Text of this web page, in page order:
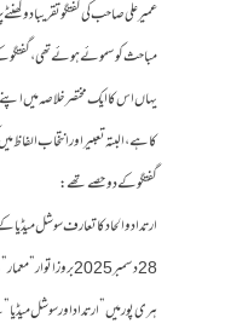
عمیرعلی صاحب کی گفتگو تقریبا دو
مباحث کو سموئے ہوئے تھی، گفتگو
یہاں اس کا ایک مختصر خلاصہ میں
کا ہے، البتہ تعبیر اور انتخاب
گفتگو کے دو حصے تھے:
ارتداد و الحاد کا تعارف سوشل میڈیا
28 دسمبر 2025
ہری پور میں ” ارتداد اور سوشل